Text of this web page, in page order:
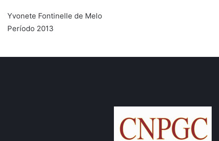
Yvonete Fontinelle de Melo
Período 2013